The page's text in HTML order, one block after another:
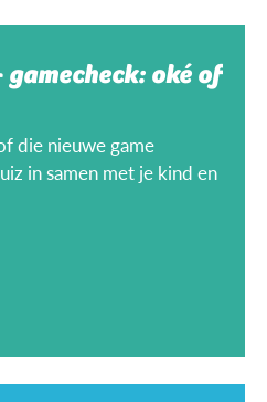
oké of
die nieuwe game
in samen met je kind en